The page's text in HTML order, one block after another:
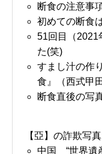
断食の注意事
初めての断食
51回目（2021
た(笑)
すまし汁の作
食』（西式甲
断食直後の写
【亞】の詐欺写
中国 “世界遺